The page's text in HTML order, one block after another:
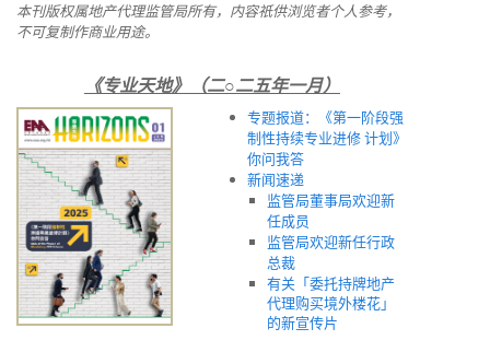
本刊版权属地产代理监管局所有，内容祇供浏览者个人参考，
不可复制作商业用途。
《专业天地》（二○二五年一月）
专题报道：《第一阶段强
制性持续专业进修 计划》
你问我答
新闻速递
监管局董事局欢迎新
任成员
监管局欢迎新任行政
总裁
有关「委托持牌地产
代理购买境外楼花」
的新宣传片